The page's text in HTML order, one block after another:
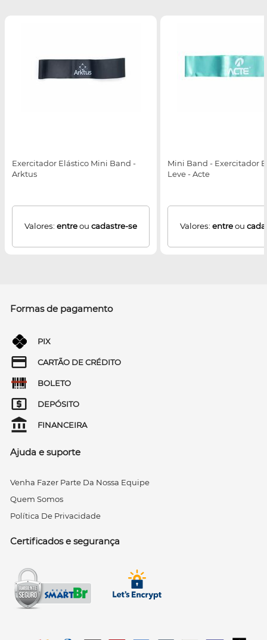
Exercitador Elástico Mini Band -
Arktus
Valores: entreou cadastre-se
Mini Band - Exercitador
Leve - Acte
Valores: entreou
Formas de pagamento
PIX
CARTÃO DE CRÉDITO
BOLETO
DEPÓSITO
FINANCEIRA
Ajuda e suporte
Venha Fazer Parte Da Nossa Equipe
Quem Somos
Política De Privacidade
Certificados e segurança